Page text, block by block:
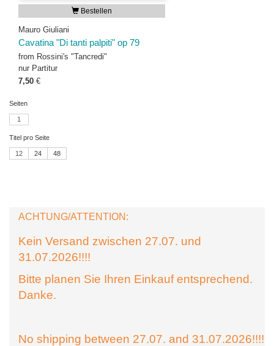
Bestellen
Mauro Giuliani
Cavatina "Di tanti palpiti" op 79
from Rossini's "Tancredi"
nur Partitur
7,50 €
Seiten
1
Titel pro Seite
12 24 48
ACHTUNG/ATTENTION:
Kein Versand zwischen 27.07. und
31.07.2026!!!!
Bitte planen Sie Ihren Einkauf entsprechend.
Danke.
No shipping between 27.07. and 31.07.2026!!!!